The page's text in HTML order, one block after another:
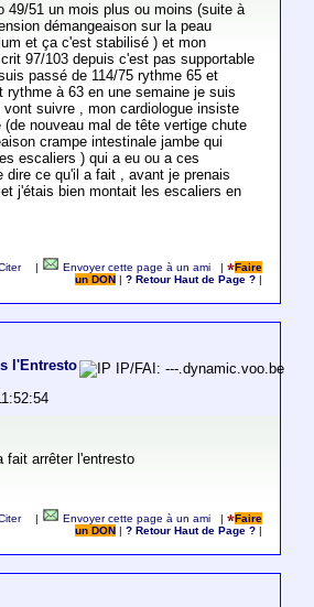
49/51 un mois plus ou moins (suite à
démangeaison sur la peau
et ça c'est stabilisé ) et mon
97/103 depuis c'est pas supportable
passé de 114/75 rythme 65 et
rythme à 63 en une semaine je suis
suivre , mon cardiologue insiste
(de nouveau mal de tête vertige chute
crampe intestinale jambe qui
escaliers ) qui a eu ou a ces
dire ce qu'il a fait , avant je prenais
j'étais bien montait les escaliers en
Envoyer cette page à un ami |
Faire
un DON
|? Retour Haut de Page ?
l'Entresto
IP/FAI: ---.dynamic.voo.be
fait arrêter l'entresto
Envoyer cette page à un ami |
Faire
un DON
|? Retour Haut de Page ?